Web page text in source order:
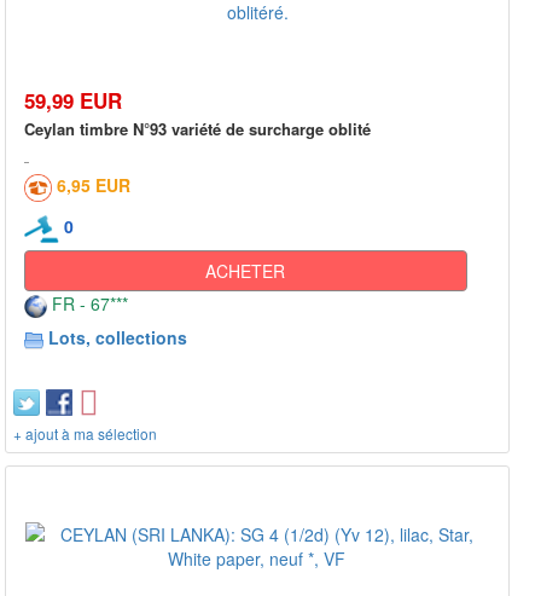
59,99 EUR
Ceylan timbre N°93 variété de surcharge oblité
6,95 EUR
0
ACHETER
FR - 67***
Lots, collections
+ ajout à ma sélection